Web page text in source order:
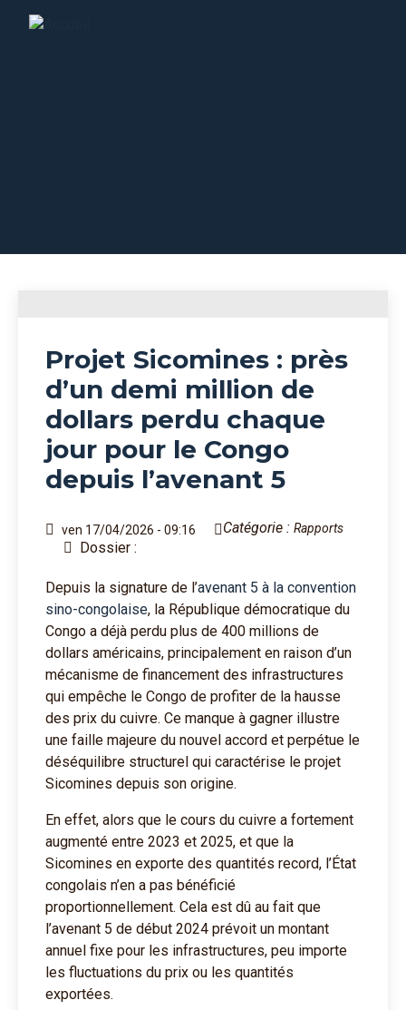
Projet Sicomines : près
d’un demi million de
dollars perdu chaque
jour pour le Congo
depuis l’avenant 5
ven 17/04/2026 - 09:16 Catégorie : Rapports
Dossier :
Depuis la signature de l’avenant 5 à la convention
sino-congolaise, la République démocratique du
Congo a déjà perdu plus de 400 millions de
dollars américains, principalement en raison d’un
mécanisme de financement des infrastructures
qui empêche le Congo de profiter de la hausse
des prix du cuivre. Ce manque à gagner illustre
une faille majeure du nouvel accord et perpétue le
déséquilibre structurel qui caractérise le projet
Sicomines depuis son origine.
En effet, alors que le cours du cuivre a fortement
augmenté entre 2023 et 2025, et que la
Sicomines en exporte des quantités record, l’État
congolais n’en a pas bénéficié
proportionnellement. Cela est dû au fait que
l’avenant 5 de début 2024 prévoit un montant
annuel fixe pour les infrastructures, peu importe
les fluctuations du prix ou les quantités
exportées.